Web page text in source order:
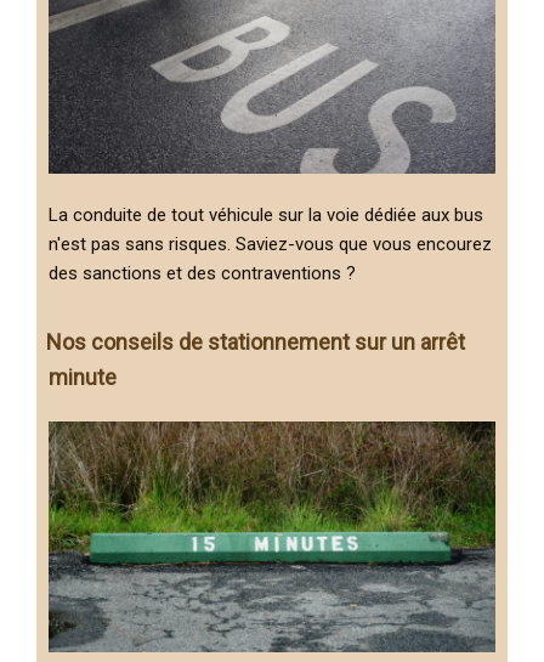
La conduite de tout véhicule sur la voie dédiée aux bus
n'est pas sans risques. Saviez-vous que vous encourez
des sanctions et des contraventions ?
Nos conseils de stationnement sur un arrêt
minute